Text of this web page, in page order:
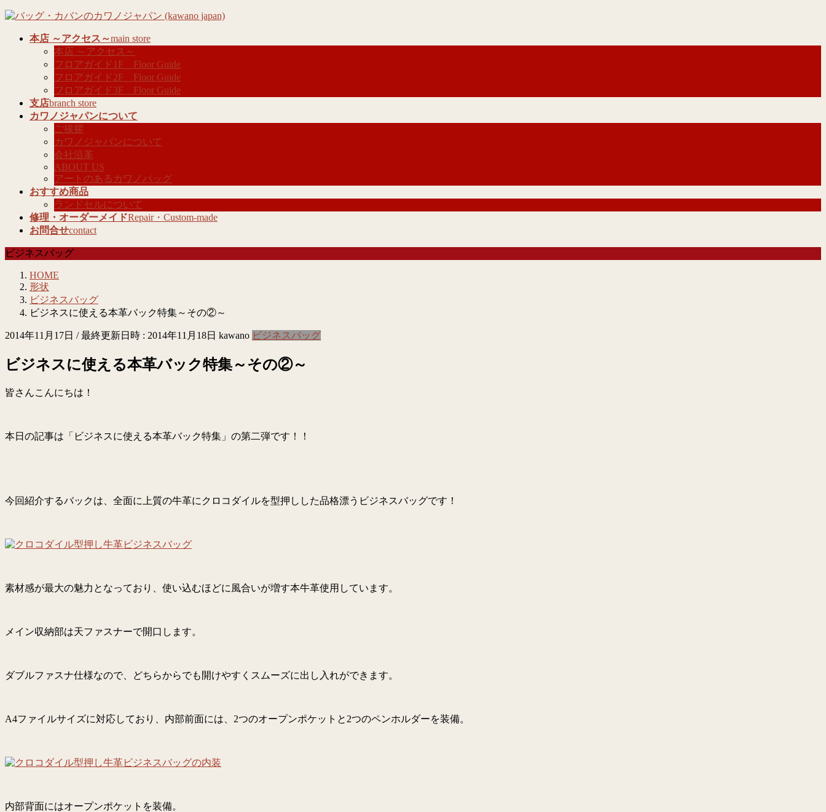
コ
ナ
本店 ～アクセス～main store
本店 ～アクセス～
フロアガイド1F Floor Guide
フロアガイド2F Floor Guide
フロアガイド3F Floor Guide
支店branch store
カワノジャパンについて
ご挨拶
カワノジャパンについて
会社沿革
ABOUT US
アートのあるカワノバッグ
おすすめ商品
ランドセルについて
修理・オーダーメイドRepair・Custom-made
お問合せcontact
ビジネスバッグ
HOME
形状
ビジネスバッグ
ビジネスに使える本革バック特集～その②～
2014年11月17日 / 最終更新日時 : 2014年11月18日 kawano ビジネスバッグ
ビジネスに使える本革バック特集～その②～
皆さんこんにちは！
本日の記事は「ビジネスに使える本革バック特集」の第二弾です！！
今回紹介するバックは、全面に上質の牛革にクロコダイルを型押しした品格漂うビジネスバッグです！
素材感が最大の魅力となっており、使い込むほどに風合いが増す本牛革使用しています。
メイン収納部は天ファスナーで開口します。
ダブルファスナ仕様なので、どちらからでも開けやすくスムーズに出し入れができます。
A4ファイルサイズに対応しており、内部前面には、2つのオープンポケットと2つのペンホルダーを装備。
内部背面にはオープンポケットを装備。